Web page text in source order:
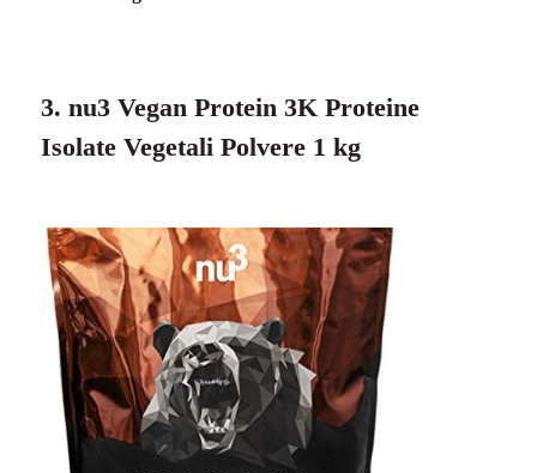
3. nu3 Vegan Protein 3K Proteine
Isolate Vegetali Polvere 1 kg